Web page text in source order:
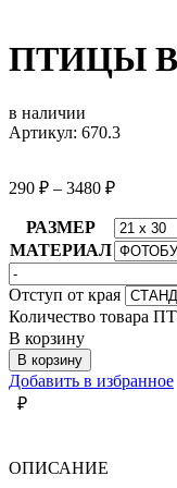
ПТИЦЫ
в наличии
Артикул: 670.3
290 ₽ – 3480 ₽
РАЗМЕР
МАТЕРИАЛ
Отступ от края
Количество
В корзину
В корзину
Добавить в избранное
₽
ОПИСАНИЕ